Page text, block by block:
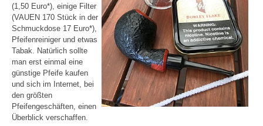
(1,50 Euro*), einige Filter
(VAUEN 170 Stück in der
Schmuckdose 17 Euro*),
Pfeifenreiniger und etwas
Tabak. Natürlich sollte
man erst einmal eine
günstige Pfeife kaufen
und sich im Internet, bei
den größten
Pfeifengeschäften, einen
Überblick verschaffen.